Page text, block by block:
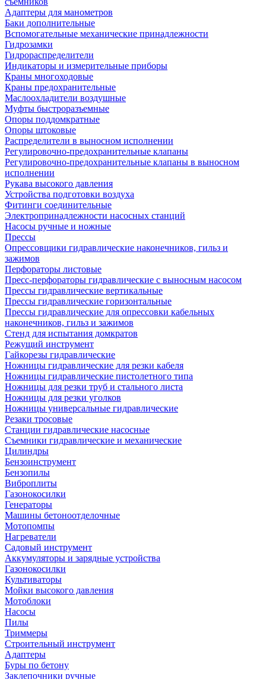
Адаптеры для манометров
Баки дополнительные
Вспомогательные механические принадлежности
Гидрозамки
Гидрораспределители
Индикаторы и измерительные приборы
Краны многоходовые
Краны предохранительные
Маслоохладители воздушные
Муфты быстроразъемные
Опоры поддомкратные
Опоры штоковые
Распределители в выносном исполнении
Регулировочно-предохранительные клапаны
Регулировочно-предохранительные клапаны в выносном
исполнении
Рукава высокого давления
Устройства подготовки воздуха
Фитинги соединительные
Электропринадлежности насосных станций
Насосы ручные и ножные
Прессы
Опрессовщики гидравлические наконечников, гильз и
зажимов
Перфораторы листовые
Пресс-перфораторы гидравлические с выносным насосом
Прессы гидравлические вертикальные
Прессы гидравлические горизонтальные
Прессы гидравлические для опрессовки кабельных
наконечников, гильз и зажимов
Стенд для испытания домкратов
Режущий инструмент
Гайкорезы гидравлические
Ножницы гидравлические для резки кабеля
Ножницы гидравлические пистолетного типа
Ножницы для резки труб и стального листа
Ножницы для резки уголков
Ножницы универсальные гидравлические
Резаки тросовые
Станции гидравлические насосные
Съемники гидравлические и механические
Цилиндры
Бензоинструмент
Бензопилы
Виброплиты
Газонокосилки
Генераторы
Машины бетоноотделочные
Мотопомпы
Нагреватели
Садовый инструмент
Аккумуляторы и зарядные устройства
Газонокосилки
Культиваторы
Мойки высокого давления
Мотоблоки
Насосы
Пилы
Триммеры
Строительный инструмент
Адаптеры
Буры по бетону
Заклепочники ручные